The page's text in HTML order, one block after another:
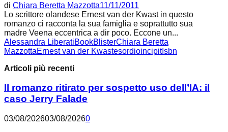
di Chiara Beretta Mazzotta11/11/2011
Lo scrittore olandese Ernest van der Kwast in questo
romanzo ci racconta la sua famiglia e soprattutto sua
madre Veena eccentrica a dir poco. Eccone un...
Alessandra LiberatiBookBlisterChiara Beretta
MazzottaErnest van der KwastesordioincipitIsbn
Articoli più recenti
Il romanzo ritirato per sospetto uso dell’IA: il
caso Jerry Falade
03/08/202603/08/20260